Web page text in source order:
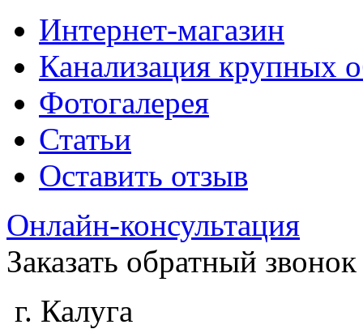
Интернет-магазин
Канализация крупных
Фотогалерея
Статьи
Оставить отзыв
Онлайн-консультация
Заказать обратный звонок
г. Калуга